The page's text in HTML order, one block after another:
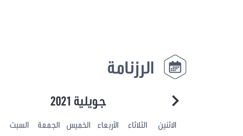
الرزنامة
جويلية 2021
الاثنين الثلاثاء الأربعاء الخميس الجمعة السبت